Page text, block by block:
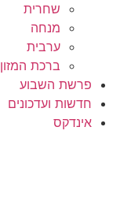
שחרית
מנחה
ערבית
ברכת המזון
פרשת השבוע
חדשות ועדכונים
אינדקס